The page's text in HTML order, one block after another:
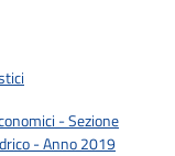
- Sezione
- Anno 2019